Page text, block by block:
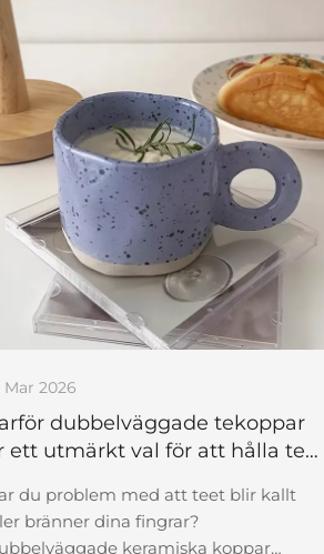
Mar 2026
dubbelväggade tekoppar
ett utmärkt val för att hålla teet
du problem med att teet blir kallt
bränner dina fingrar?
keramiska koppar